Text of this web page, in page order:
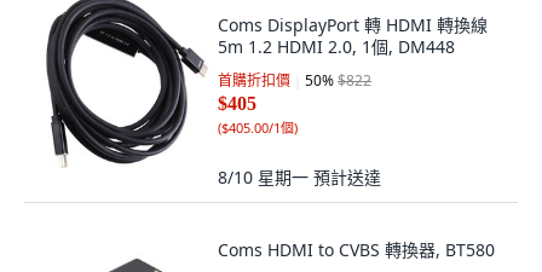
Coms DisplayPort 轉 HDMI 轉換線
5m 1.2 HDMI 2.0, 1個, DM448
首購折扣價 50%$822
$405
($405.00/1個)
8/10 星期一 預計送達
Coms HDMI to CVBS 轉換器, BT580